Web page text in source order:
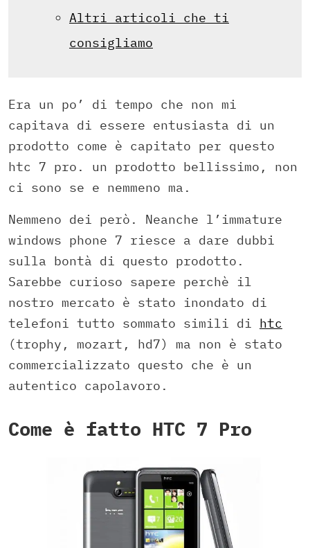
Altri articoli che ti
consigliamo
Era un po’ di tempo che non mi
capitava di essere entusiasta di un
prodotto come è capitato per questo
htc 7 pro. un prodotto bellissimo, non
ci sono se e nemmeno ma.
Nemmeno dei però. Neanche l’immature
windows phone 7 riesce a dare dubbi
sulla bontà di questo prodotto.
Sarebbe curioso sapere perchè il
nostro mercato è stato inondato di
telefoni tutto sommato simili di htc
(trophy, mozart, hd7) ma non è stato
commercializzato questo che è un
autentico capolavoro.
Come è fatto HTC 7 Pro